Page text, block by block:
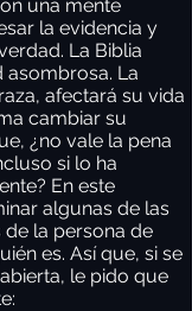
una mente
la evidencia y
La Biblia
asombrosa. La
afectará su vida
cambiar su
¿no vale la pena
si lo ha
En este
algunas de las
de la persona de
es. Así que, si se
le pido que